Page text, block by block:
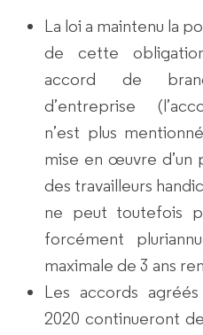
La loi a maintenu la
de cette
accord de
d’entreprise
n’est plus
mise en œuvre d’un
des travailleurs
ne peut toutefois
forcément
maximale de 3 ans
Les accords
2020 continueront